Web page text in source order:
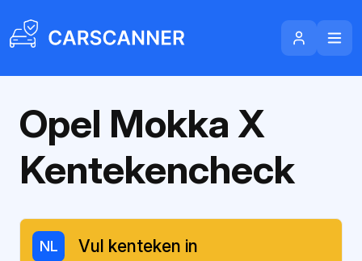
Opel Mokka X
Kentekencheck
NL